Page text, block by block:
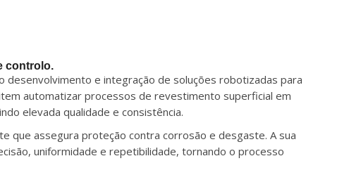
controlo.
desenvolvimento e integração de soluções robotizadas para
automatizar processos de revestimento superficial em
elevada qualidade e consistência.
que assegura proteção contra corrosão e desgaste. A sua
uniformidade e repetibilidade, tornando o processo